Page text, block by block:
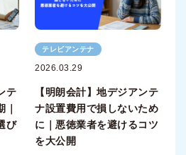
テ
｜
び
テレビアンテナ
2026.03.29
【明朗会計】地デジアンテ
ナ設置費用で損しないため
に｜悪徳業者を避けるコツ
を大公開